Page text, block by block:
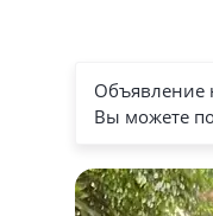
Объявление
Вы можете